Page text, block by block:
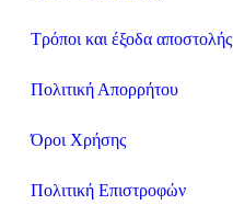
Τρόποι και έξοδα αποστολής
Πολιτική Απορρήτου
Όροι Χρήσης
Πολιτική Επιστροφών